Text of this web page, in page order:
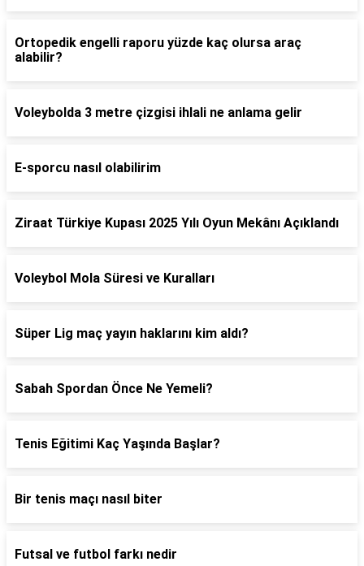
Ortopedik engelli raporu yüzde kaç olursa araç
alabilir?
Voleybolda 3 metre çizgisi ihlali ne anlama gelir
E-sporcu nasıl olabilirim
Ziraat Türkiye Kupası 2025 Yılı Oyun Mekânı Açıklandı
Voleybol Mola Süresi ve Kuralları
Süper Lig maç yayın haklarını kim aldı?
Sabah Spordan Önce Ne Yemeli?
Tenis Eğitimi Kaç Yaşında Başlar?
Bir tenis maçı nasıl biter
Futsal ve futbol farkı nedir